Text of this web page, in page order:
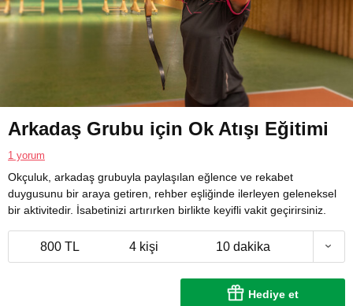
Arkadaş Grubu için Ok Atışı Eğitimi
1 yorum
Okçuluk, arkadaş grubuyla paylaşılan eğlence ve rekabet
duygusunu bir araya getiren, rehber eşliğinde ilerleyen geleneksel
bir aktivitedir. İsabetinizi artırırken birlikte keyifli vakit geçirirsiniz.
800 TL 4 kişi 10 dakika
Hediye et